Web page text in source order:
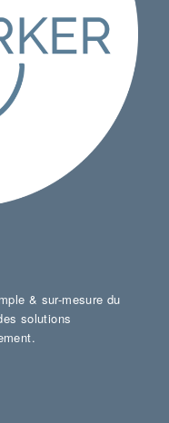
& sur-mesure du
solutions